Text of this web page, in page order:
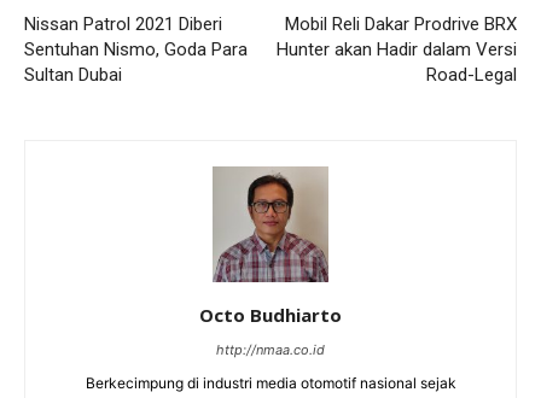
Nissan Patrol 2021 Diberi
Sentuhan Nismo, Goda Para
Sultan Dubai
Mobil Reli Dakar Prodrive BRX
Hunter akan Hadir dalam Versi
Road-Legal
Octo Budhiarto
http://nmaa.co.id
Berkecimpung di industri media otomotif nasional sejak